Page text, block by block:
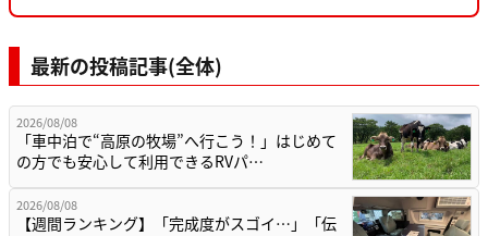
最新の投稿記事(全体)
2026/08/08
「車中泊で“高原の牧場”へ行こう！」はじめて
の方でも安心して利用できるRVパ…
2026/08/08
【週間ランキング】「完成度がスゴイ…」「伝